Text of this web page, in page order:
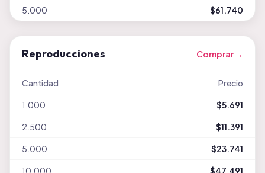
5.000 $61.740
Reproducciones Comprar →
Cantidad Precio
1.000 $5.691
2.500 $11.391
5.000 $23.741
10.000 $47.491